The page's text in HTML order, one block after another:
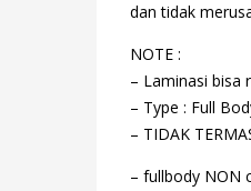
dan tidak
NOTE :
– Laminasi bisa
– Type : Full
– TIDAK
– fullbody NON